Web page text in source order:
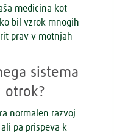
medicina kot
bil vzrok mnogih
prav v motnjah
sistema
otrok?
normalen razvoj
pa prispeva k